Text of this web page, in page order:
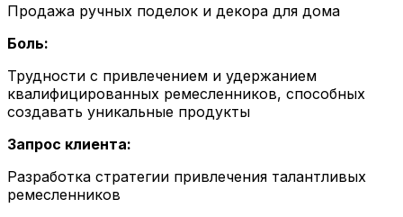
Продажа ручных поделок и декора для дома
Боль:
Трудности с привлечением и удержанием
квалифицированных ремесленников, способных
создавать уникальные продукты
Запрос клиента:
Разработка стратегии привлечения талантливых
ремесленников